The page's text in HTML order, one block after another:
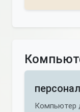
Компьютер